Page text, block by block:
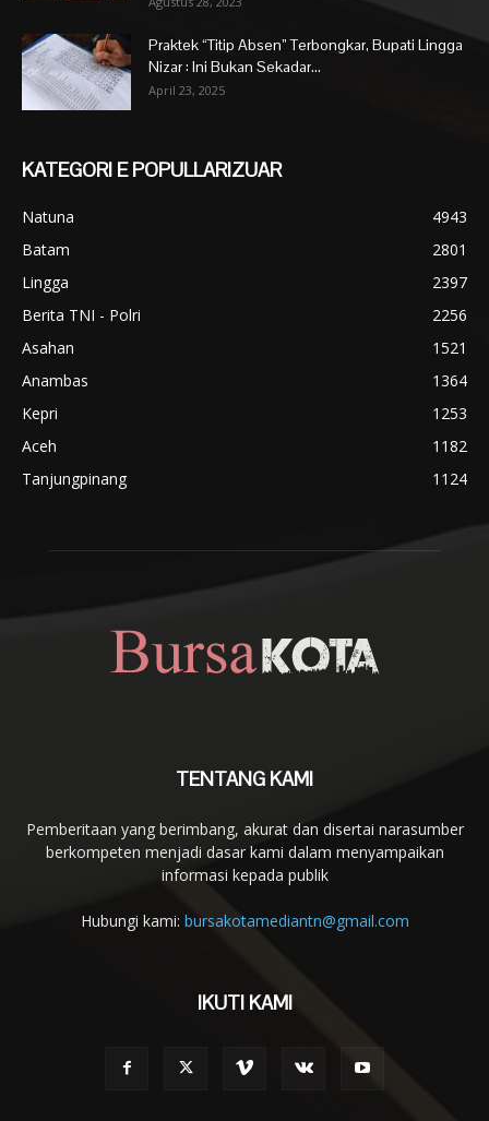
Praktek “Titip Absen” Terbongkar, Bupati Lingga
Nizar : Ini Bukan Sekadar...
April 23, 2025
KATEGORI E POPULLARIZUAR
Natuna
4943
Batam
2801
Lingga
2397
Berita TNI - Polri
2256
Asahan
1521
Anambas
1364
Kepri
1253
Aceh
1182
Tanjungpinang
1124
TENTANG KAMI
Pemberitaan yang berimbang, akurat dan disertai narasumber
berkompeten menjadi dasar kami dalam menyampaikan
informasi kepada publik
Hubungi kami: bursakotamediantn@gmail.com
IKUTI KAMI